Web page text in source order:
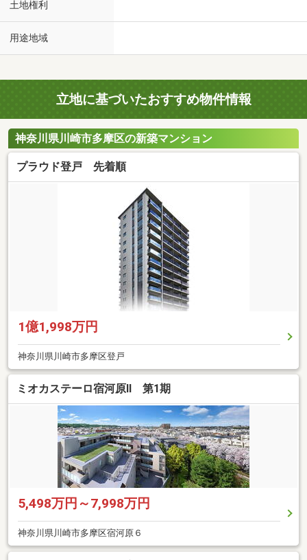
土地権利
用途地域
立地に基づいたおすすめ物件情報
神奈川県川崎市多摩区の新築マンション
プラウド登戸 先着順
1億1,998万円
神奈川県川崎市多摩区登戸
ミオカステーロ宿河原II 第1期
5,498万円～7,998万円
神奈川県川崎市多摩区宿河原６